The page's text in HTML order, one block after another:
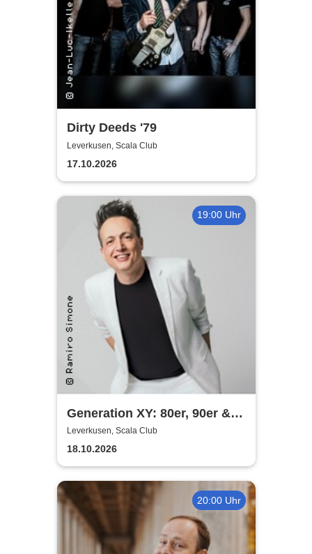
Dirty Deeds '79
Leverkusen, Scala Club
17.10.2026
19:00 Uhr
Generation XY: 80er, 90er &
das Leben heute - Die
Comedy-Show mit Olaf Bossi
Leverkusen, Scala Club
18.10.2026
20:00 Uhr